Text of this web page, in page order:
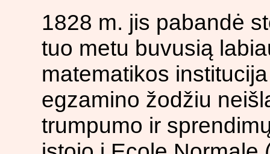
1828 m. jis pabandė
tuo metu buvusią
matematikos
egzamino žodžiu
trumpumo ir